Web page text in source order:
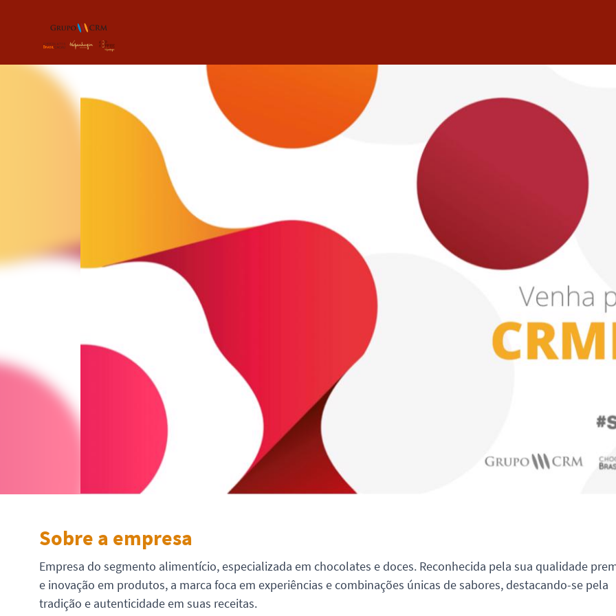
Sobre a empresa
Empresa do segmento alimentício, especializada em chocolates e doces. Reconhecida pela sua qualidade
e inovação em produtos, a marca foca em experiências e combinações únicas de sabores, destacando-se pela
tradição e autenticidade em suas receitas.